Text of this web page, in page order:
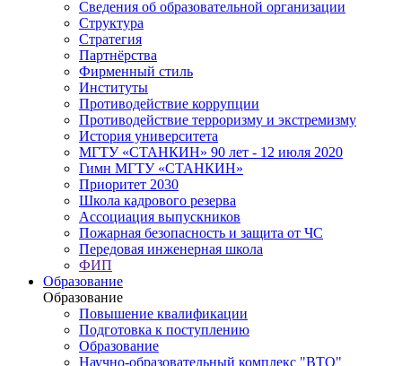
Сведения об образовательной организации
Структура
Стратегия
Партнёрства
Фирменный стиль
Институты
Противодействие коррупции
Противодействие терроризму и экстремизму
История университета
МГТУ «СТАНКИН» 90 лет - 12 июля 2020
Гимн МГТУ «СТАНКИН»
Приоритет 2030
Школа кадрового резерва
Ассоциация выпускников
Пожарная безопасность и защита от ЧС
Передовая инженерная школа
ФИП
Образование
Образование
Повышение квалификации
Подготовка к поступлению
Образование
Научно-образовательный комплекс "ВТО"